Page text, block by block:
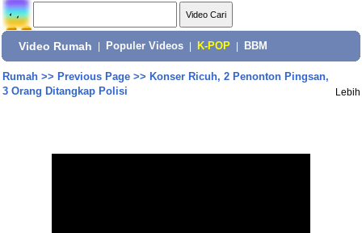
Video Rumah Populer Videos K-POP BBM
Rumah>> Previous Page>> Konser Ricuh, 2 Penonton Pingsan,
3 Orang Ditangkap Polisi
Lebih